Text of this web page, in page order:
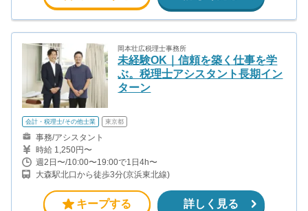
岡本壮広税理士事務所
未経験OK｜信頼を築く仕事を学
ぶ。税理士アシスタント長期イン
ターン
会計・税理士/その他士業 東京都
事務/アシスタント
時給 1,250円〜
週2日〜/10:00〜19:00で1日4h〜
大森駅北口から徒歩3分(京浜東北線)
キープする 詳しく見る